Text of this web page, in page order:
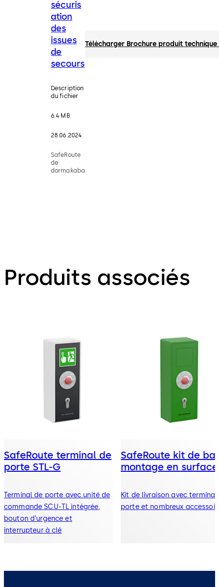
sécuris
ation
des
issues
de
secours
Description
du fichier
6.4 MB
28.06.2024
SafeRoute
de
dormakaba
Télécharger Brochure produit
Produits associés
SafeRoute terminal de
porte STL-G
Terminal de porte avec unité de
commande SCU-TL intégrée,
bouton d'urgence et
interrupteur à clé
SafeRoute kit de
montage en surface
Kit de livraison avec terminal
porte et nombreux